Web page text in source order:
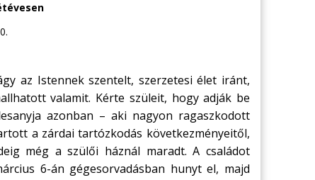
az Istennek szentelt, szerzetesi élet iránt,
valamit. Kérte szüleit, hogy adják be
azonban – aki nagyon ragaszkodott
a zárdai tartózkodás következményeitől,
még a szülői háznál maradt. A családot
6-án gégesorvadásban hunyt el, majd